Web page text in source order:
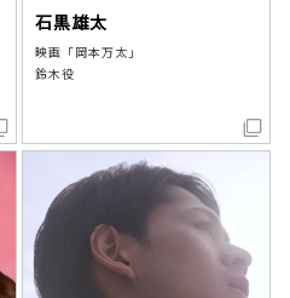
石黒雄太
映画「岡本万太」
鈴木役